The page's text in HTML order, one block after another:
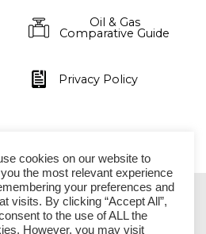
Oil & Gas
Comparative Guide
Privacy Policy
SÃO PAULO
cookies on our website to
the most relevant experience
your preferences and
visits. By clicking “Accept All”,
to the use of ALL the
However, you may visit